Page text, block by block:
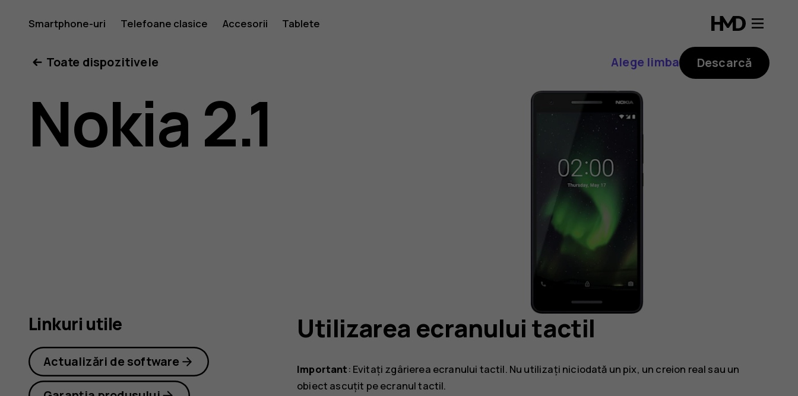
Ghid
de
utilizare
Smartphone-uri Telefoane clasice Accesorii Tablete
Toate dispozitivele Alege limba Descarcă
Nokia 2.1
Utilizarea ecranului tactil
Important: Evitați zgârierea ecranului tactil. Nu utilizați niciodată un pix, un creion real sau un
obiect ascuțit pe ecranul tactil.
Linkuri utile
Actualizări de software